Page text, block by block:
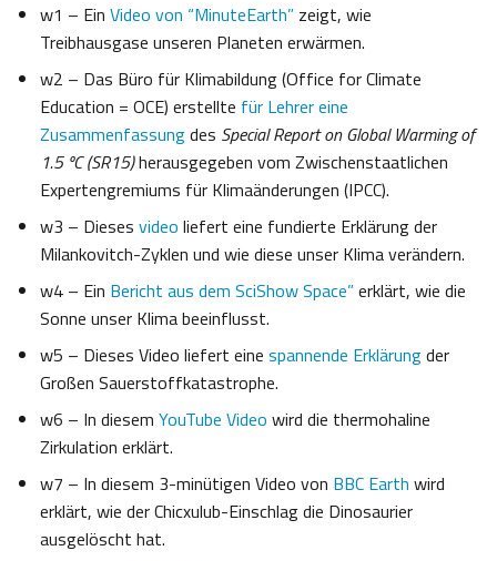
w1 – Ein Video von “MinuteEarth” zeigt, wie
Treibhausgase unseren Planeten erwärmen.
w2 – Das Büro für Klimabildung (Office for Climate
Education = OCE) erstellte für Lehrer eine
Zusammenfassungdes Special Report on Global Warming of
1.5 ºC (SR15)herausgegeben vom Zwischenstaatlichen
Expertengremiums für Klimaänderungen (IPCC).
w3 – Dieses video liefert eine fundierte Erklärung der
Milankovitch-Zyklen und wie diese unser Klima verändern.
w4 – Ein Bericht aus dem SciShow Space”erklärt, wie die
Sonne unser Klima beeinflusst.
w5 – Dieses Video liefert eine spannende Erklärungder
Großen Sauerstoffkatastrophe.
w6 – In diesem YouTube Video wird die thermohaline
Zirkulation erklärt.
w7 – In diesem 3-minütigen Video von BBC Earth wird
erklärt, wie der Chicxulub-Einschlag die Dinosaurier
ausgelöscht hat.